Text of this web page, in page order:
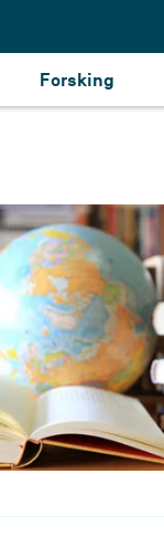
Forsking